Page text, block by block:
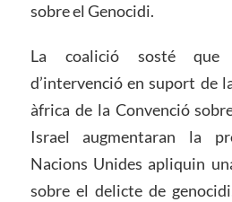
sobre el Genocidi.
La coalició sosté que
d’intervenció en suport de
àfrica de la Convenció
Israel augmentaran la
Nacions Unides apliquin
sobre el delicte de